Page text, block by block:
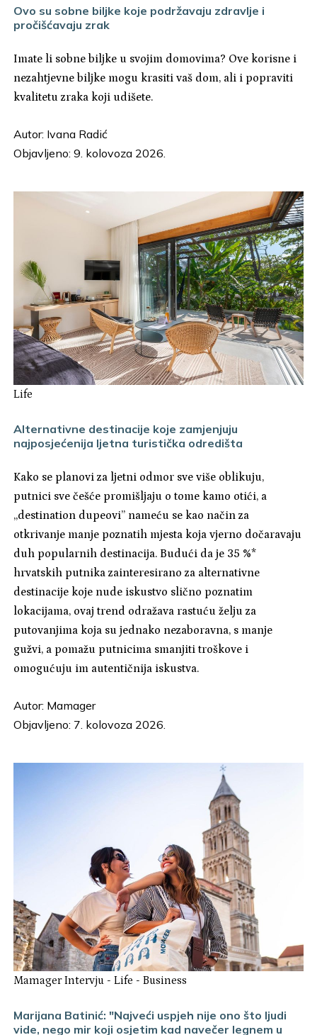
Ovo su sobne biljke koje podržavaju zdravlje i
pročišćavaju zrak
Imate li sobne biljke u svojim domovima? Ove korisne i
nezahtjevne biljke mogu krasiti vaš dom, ali i popraviti
kvalitetu zraka koji udišete.
Autor: Ivana Radić
Objavljeno: 9. kolovoza 2026.
Life
Alternativne destinacije koje zamjenjuju
najposjećenija ljetna turistička odredišta
Kako se planovi za ljetni odmor sve više oblikuju,
putnici sve češće promišljaju o tome kamo otići, a
„destination dupeovi” nameću se kao način za
otkrivanje manje poznatih mjesta koja vjerno dočaravaju
duh popularnih destinacija. Budući da je 35 %*
hrvatskih putnika zainteresirano za alternativne
destinacije koje nude iskustvo slično poznatim
lokacijama, ovaj trend odražava rastuću želju za
putovanjima koja su jednako nezaboravna, s manje
gužvi, a pomažu putnicima smanjiti troškove i
omogućuju im autentičnija iskustva.
Autor: Mamager
Objavljeno: 7. kolovoza 2026.
Mamager Intervju -Life -Business
Marijana Batinić: "Najveći uspjeh nije ono što ljudi
vide, nego mir koji osjetim kad navečer legnem u